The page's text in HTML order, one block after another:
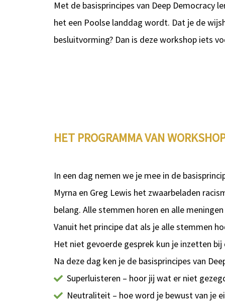
Met de basisprincipes van Deep Democracy
het een Poolse landdag wordt. Dat je de
besluitvorming? Dan is deze workshop iets
HET PROGRAMMA VAN
In een dag nemen we je mee in de
Myrna en Greg Lewis het zwaarbeladen
belang. Alle stemmen horen en alle
Vanuit het principe dat als je alle stemmen
Het niet gevoerde gesprek kun je inzetten
Na deze dag ken je de basisprincipes van
Superluisteren – hoor jij wat er niet
Neutraliteit – hoe word je bewust van je